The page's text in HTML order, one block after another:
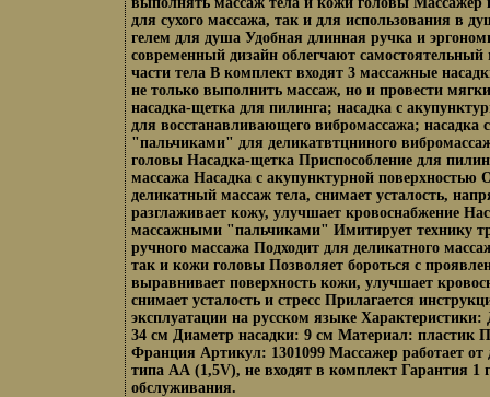
для сухого массажа, так и для использования в
гелем для душа Удобная длинная ручка и
современный дизайн облегчают
части тела В комплект входят 3 массажные
не только выполнить массаж, но и провести
насадка-щетка для пилинга; насадка с
для восстанавливающего вибромассажа; насадка
"пальчиками" для деликатвтцниного
головы Насадка-щетка Приспособление для
массажа Насадка с акупунктурной поверхностью
деликатный массаж тела, снимает усталость,
разглаживает кожу, улучшает кровоснабжение
массажными "пальчиками" Имитирует технику
ручного массажа Подходит для деликатного
так и кожи головы Позволяет бороться с
выравнивает поверхность кожи, улучшает
снимает усталость и стресс Прилагается
эксплуатации на русском языке
34 см Диаметр насадки: 9 см Материал: пластик
Франция Артикул: 1301099 Массажер работает от
типа АА (1,5V), не входят в комплект Гарантия 1
обслуживания.